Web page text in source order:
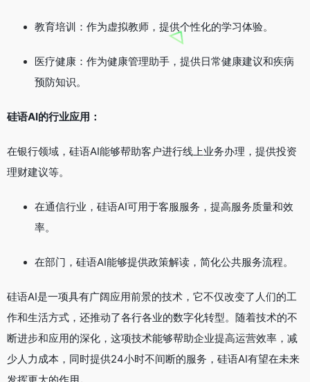
教育培训：作为虚拟教师，提供个性化的学习体验。
医疗健康：作为健康管理助手，提供日常健康建议和疾病
预防知识。
硅语AI的行业应用：
在银行领域，硅语AI能够帮助客户进行线上业务办理，提供投资
理财建议等。
在通信行业，硅语AI可用于客服服务，提高服务质量和效
率。
在部门，硅语AI能够提供政策解读，简化公共服务流程。
硅语AI是一项具有广阔应用前景的技术，它不仅改变了人们的工
作和生活方式，还推动了各行各业的数字化转型。随着技术的不
断进步和应用的深化，这项技术能够帮助企业提高运营效率，减
少人力成本，同时提供24小时不间断的服务，硅语AI有望在未来